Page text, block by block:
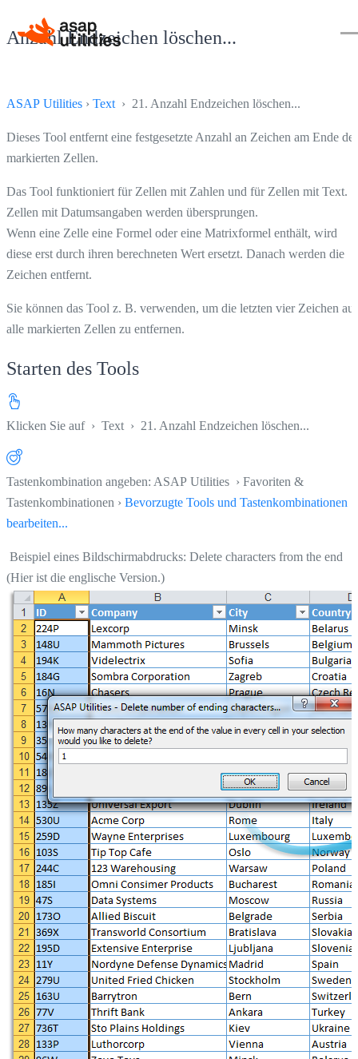
Anzahl Endzeichen löschen...
ASAP Utilities › Text › 21. Anzahl Endzeichen löschen...
Dieses Tool entfernt eine festgesetzte Anzahl an Zeichen am Ende der
markierten Zellen.
Das Tool funktioniert für Zellen mit Zahlen und für Zellen mit Text.
Zellen mit Datumsangaben werden übersprungen.
Wenn eine Zelle eine Formel oder eine Matrixformel enthält, wird
diese erst durch ihren berechneten Wert ersetzt. Danach werden die
Zeichen entfernt.
Sie können das Tool z. B. verwenden, um die letzten vier Zeichen aus
alle markierten Zellen zu entfernen.
Starten des Tools
Klicken Sie auf › Text › 21. Anzahl Endzeichen löschen...
Tastenkombination angeben: ASAP Utilities › Favoriten &
Tastenkombinationen › Bevorzugte Tools und Tastenkombinationen
bearbeiten...
Beispiel eines Bildschirmabdrucks: Delete characters from the end
(Hier ist die englische Version.)